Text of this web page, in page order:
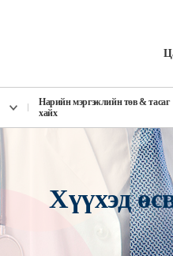
Нарийн мэргэжлийн төв & тасаг
хайх
Хүүхэд